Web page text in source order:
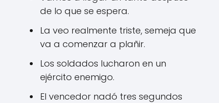
de lo que se espera.
La veo realmente triste, semeja que
va a comenzar a plañir.
Los soldados lucharon en un
ejército enemigo.
El vencedor nadó tres segundos